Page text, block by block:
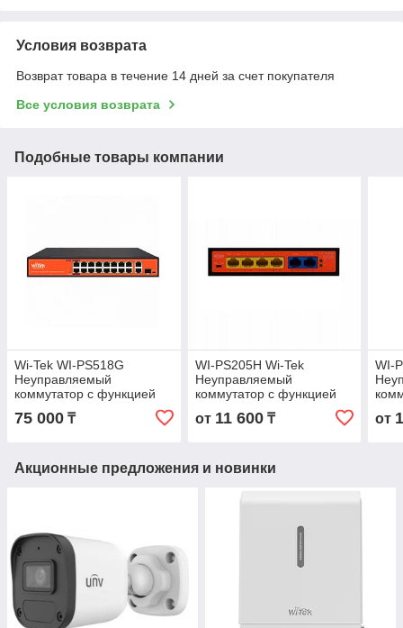
Условия возврата
Возврат товара в течение 14 дней за счет покупателя
Все условия возврата
Подобные товары компании
Wi-Tek WI-PS518G
Неуправляемый
коммутатор с функцией
75 000 ₸
WI-PS205H Wi-Tek
Неуправляемый
коммутатор с функцией
от 11 600₸
WI-
от
Акционные предложения и новинки